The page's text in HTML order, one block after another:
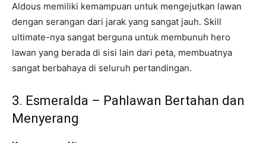
Aldous memiliki kemampuan untuk mengejutkan lawan
dengan serangan dari jarak yang sangat jauh. Skill
ultimate-nya sangat berguna untuk membunuh hero
lawan yang berada di sisi lain dari peta, membuatnya
sangat berbahaya di seluruh pertandingan.
3. Esmeralda – Pahlawan Bertahan dan
Menyerang